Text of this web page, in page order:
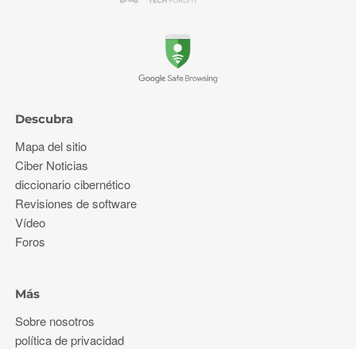
Descubra
Mapa del sitio
Ciber Noticias
diccionario cibernético
Revisiones de software
Vídeo
Foros
Más
Sobre nosotros
política de privacidad